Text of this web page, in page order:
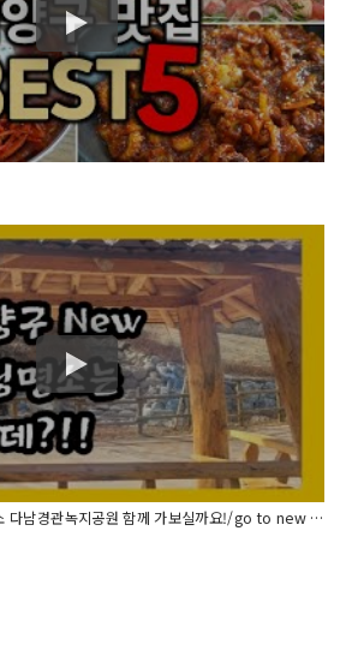
인천 계양구 새로운 힐링명소 다남경관녹지공원 함께 가보실까요!/go to new healing place in Incheon Gyeyang-gu